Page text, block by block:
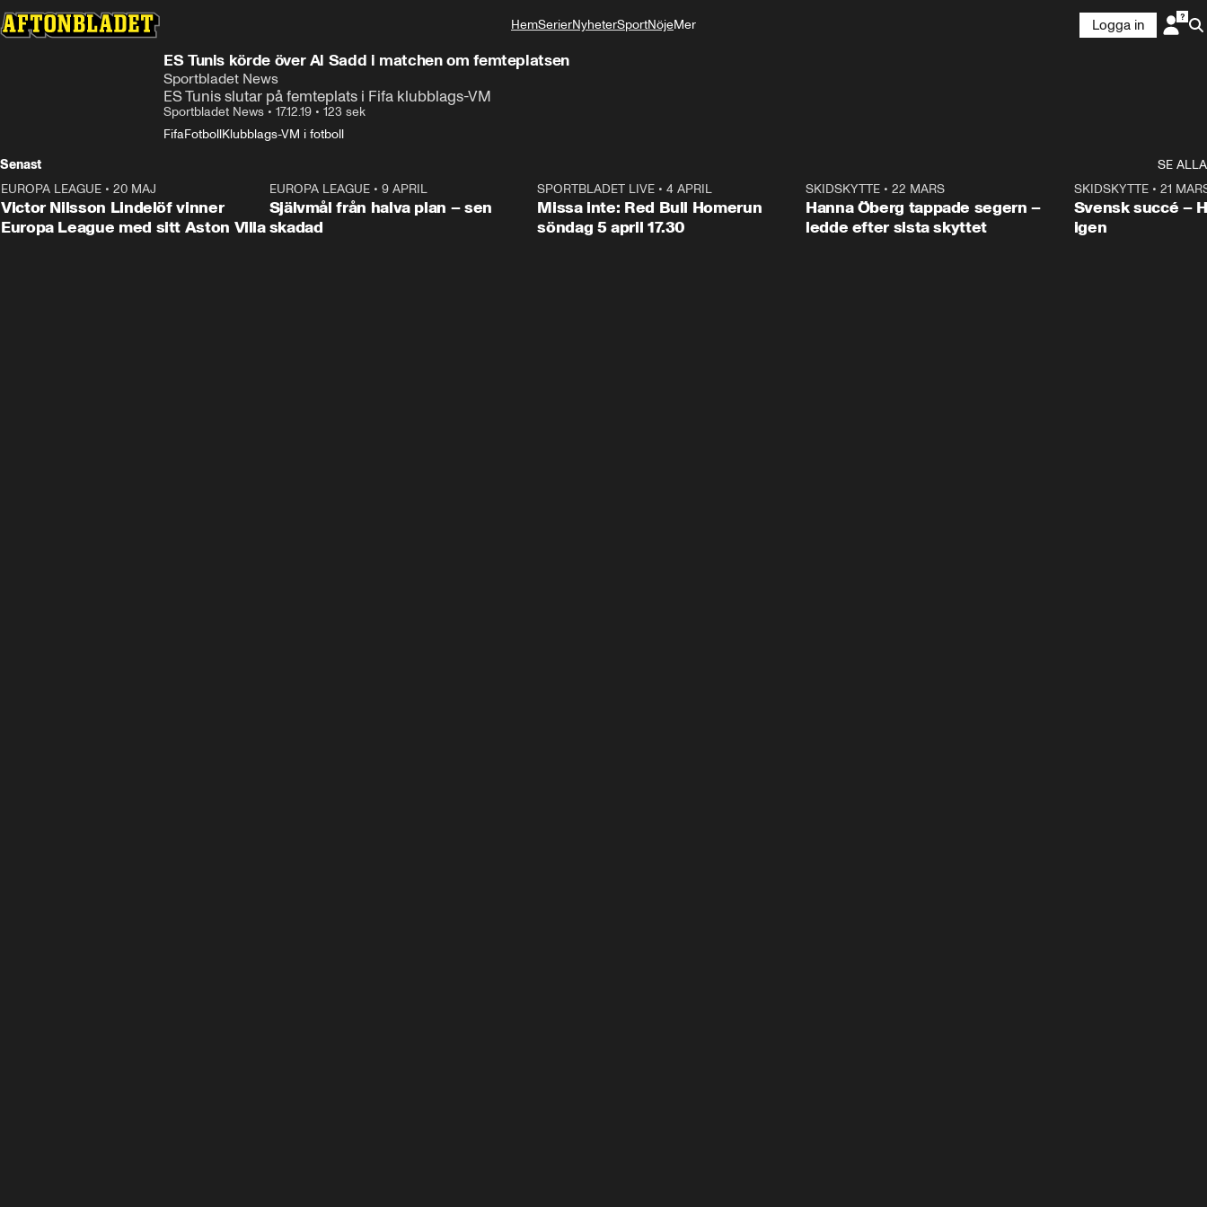
HemSerierNyheterSportNöjeMer
Logga in
ES Tunis körde över Al Sadd i matchen om femteplatsen
Sportbladet News
ES Tunis slutar på femteplats i Fifa klubblags-VM
Sportbladet News • 17.12.19 • 123 sek
FifaFotbollKlubblags-VM i fotboll
Senast
SE ALLA
EUROPA LEAGUE • 20 MAJ
Victor Nilsson Lindelöf vinner
Europa League med sitt Aston Villa
1:03
EUROPA LEAGUE• 9 APRIL
Självmål från halva plan – sen
skadad
SPORTBLADET LIVE •4 APRIL
Missa inte: Red Bull Homerun
söndag 5 april 17.30
SKIDSKYTTE• 22 MARS
Hanna Öberg tappade segern –
ledde efter sista skyttet
SKIDSKYTTE• 21
Svensk succé –
igen